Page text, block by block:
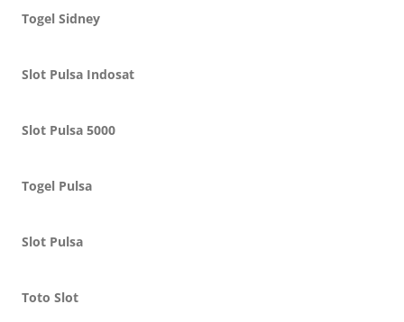
Togel Sidney
Slot Pulsa Indosat
Slot Pulsa 5000
Togel Pulsa
Slot Pulsa
Toto Slot